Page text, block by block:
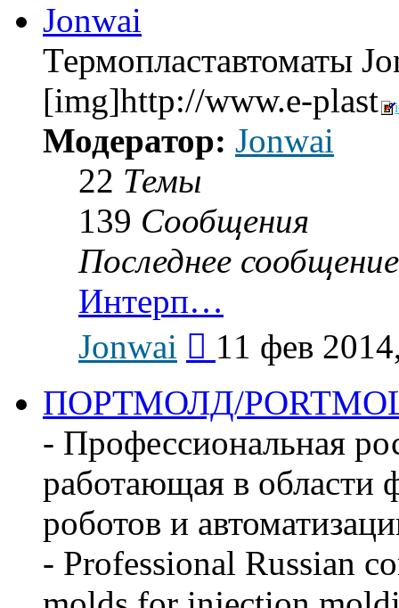
Jonwai
Термопластавтоматы
[img]http://www.e-plast
Модератор: Jonwai
22 Темы
139 Сообщения
Последнее сообщение
Интерп…
Jonwai
последнему
11 фев
ПОРТМОЛД/
- Профессиональная
работающая в области
роботов и
- Professional Russian